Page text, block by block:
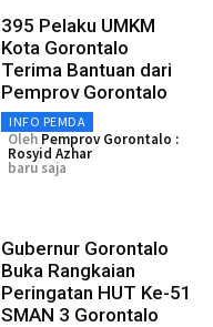
395 Pelaku UMKM
Kota Gorontalo
Terima Bantuan dari
Pemprov Gorontalo
INFO PEMDA
Oleh Pemprov Gorontalo :
Rosyid Azhar
baru saja
Gubernur Gorontalo
Buka Rangkaian
Peringatan HUT Ke-51
SMAN 3 Gorontalo